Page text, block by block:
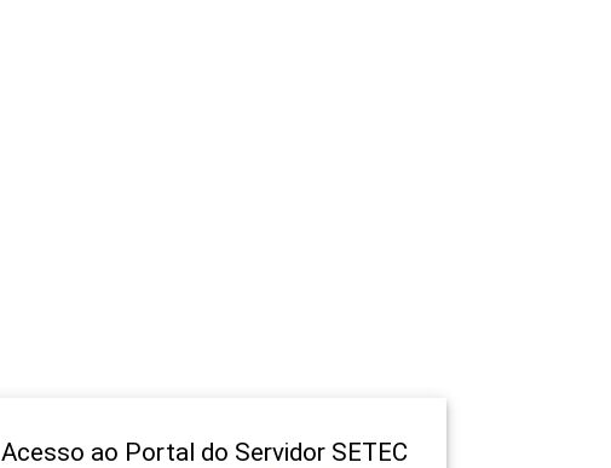
Acesso ao Portal do Servidor SETEC